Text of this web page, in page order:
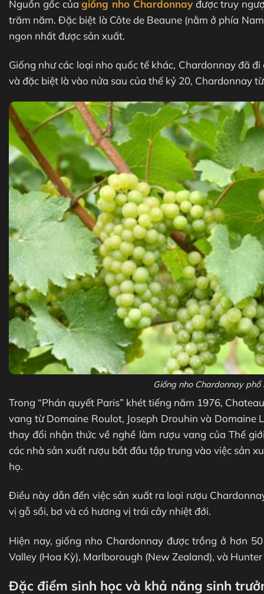
Nguồn gốc củagiống nho Chardonnayđược truy
trăm năm. Đặc biệt là Côte de Beaune (nằm ở phía
ngon nhất được sản xuất.
Giống như các loại nho quốc tế khác, Chardonnay đã
và đặc biệt là vào nửa sau của thế kỷ 20, Chardonnay
Giống nho Chardonnay
Trong “Phán quyết Paris” khét tiếng năm 1976,
vang từ Domaine Roulot, Joseph Drouhin và Domaine
thay đổi nhận thức về nghề làm rượu vang của Thế
các nhà sản xuất rượu bắt đầu tập trung vào việc sản
họ.
Điều này dẫn đến việc sản xuất ra loại rượu
vị gỗ sồi, bơ và có hương vị trái cây nhiệt đới.
Hiện nay, giống nho Chardonnay được trồng ở hơn
Valley (Hoa Kỳ), Marlborough (New Zealand), và
Đặc điểm sinh học và khả năng sinh